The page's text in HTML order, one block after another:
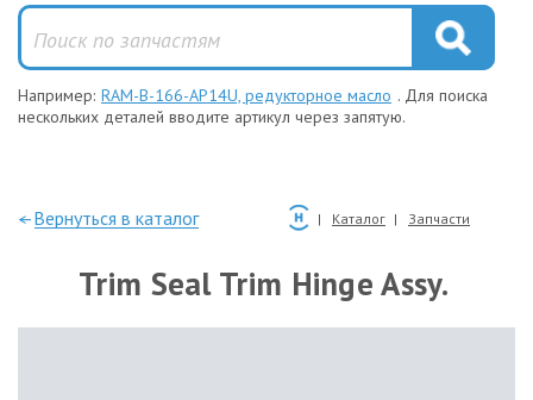
Например: RAM-B-166-AP14U, редукторное масло . Для поиска
нескольких деталей вводите артикул через запятую.
—Вернуться в каталог Каталог Запчасти
Trim Seal Trim Hinge Assy.